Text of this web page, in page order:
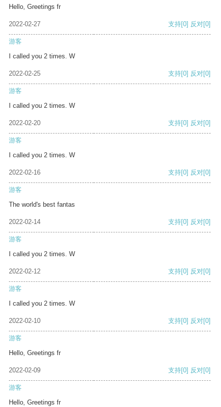
Hello, Greetings fr
2022-02-27 支持[0] 反对[0]
游客
I called you 2 times. W
2022-02-25 支持[0] 反对[0]
游客
I called you 2 times. W
2022-02-20 支持[0] 反对[0]
游客
I called you 2 times. W
2022-02-16 支持[0] 反对[0]
游客
The world's best fantas
2022-02-14 支持[0] 反对[0]
游客
I called you 2 times. W
2022-02-12 支持[0] 反对[0]
游客
I called you 2 times. W
2022-02-10 支持[0] 反对[0]
游客
Hello, Greetings fr
2022-02-09 支持[0] 反对[0]
游客
Hello, Greetings fr